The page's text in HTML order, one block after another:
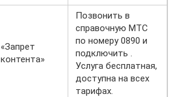
«Запрет
контента»
Позвонить в
справочную МТС
по номеру 0890 и
подключить .
Услуга бесплатная,
доступна на всех
тарифах.